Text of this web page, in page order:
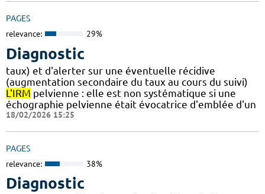
PAGES
relevance: 29%
Diagnostic
taux) et d'alerter sur une éventuelle récidive
(augmentation secondaire du taux au cours du suivi)
L'IRM pelvienne : elle est non systématique si une
échographie pelvienne était évocatrice d'emblée d'un
18/02/2026 15:25
PAGES
relevance: 38%
Diagnostic